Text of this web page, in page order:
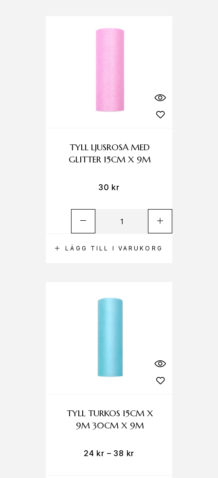
LÄGG TILL I VARUKORG
TYLL LJUSROSA MED
GLITTER 15CM X 9M
30 kr
TYLL TURKOS 15CM X
9M 30CM X 9M
24 kr – 38 kr